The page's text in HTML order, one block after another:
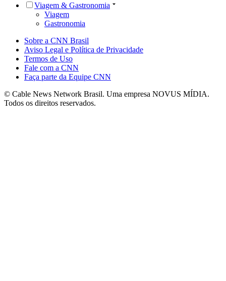
Viagem & Gastronomia
Viagem
Gastronomia
Sobre a CNN Brasil
Aviso Legal e Política de Privacidade
Termos de Uso
Fale com a CNN
Faça parte da Equipe CNN
© Cable News Network Brasil. Uma empresa NOVUS MÍDIA.
Todos os direitos reservados.